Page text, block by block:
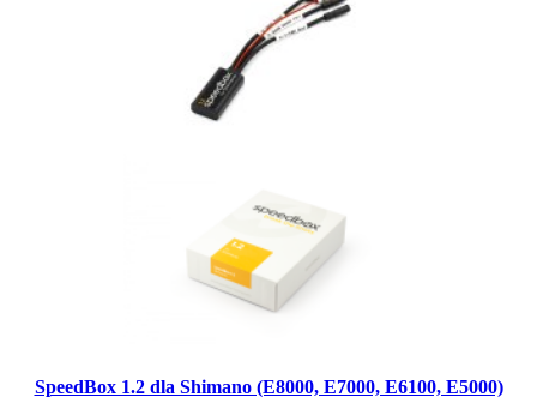
SpeedBox 1.2 dla Shimano (E8000, E7000, E6100, E5000)